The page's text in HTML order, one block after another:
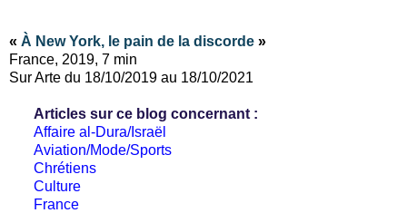
« À New York, le pain de la discorde »
France, 2019, 7 min
Sur Arte du 18/10/2019 au 18/10/2021
Articles sur ce blog concernant :
Affaire al-Dura/Israël
Aviation/Mode/Sports
Chrétiens
Culture
France